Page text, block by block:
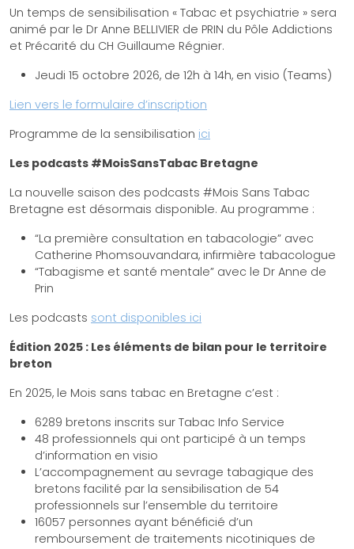
Un temps de sensibilisation « Tabac et psychiatrie » sera
animé par le Dr Anne BELLIVIER de PRIN du Pôle Addictions
et Précarité du CH Guillaume Régnier.
Jeudi 15 octobre 2026, de 12h à 14h, en visio (Teams)
Lien vers le formulaire d’inscription
Programme de la sensibilisation ici
Les podcasts #MoisSansTabac Bretagne
La nouvelle saison des podcasts #Mois Sans Tabac
Bretagne est désormais disponible. Au programme :
“La première consultation en tabacologie” avec
Catherine Phomsouvandara, infirmière tabacologue
“Tabagisme et santé mentale” avec le Dr Anne de
Prin
Les podcasts sont disponibles ici
Édition 2025 : Les éléments de bilan pour le territoire
breton
En 2025, le Mois sans tabac en Bretagne c’est :
6289 bretons inscrits sur Tabac Info Service
48 professionnels qui ont participé à un temps
d’information en visio
L’accompagnement au sevrage tabagique des
bretons facilité par la sensibilisation de 54
professionnels sur l’ensemble du territoire
16057 personnes ayant bénéficié d’un
remboursement de traitements nicotiniques de